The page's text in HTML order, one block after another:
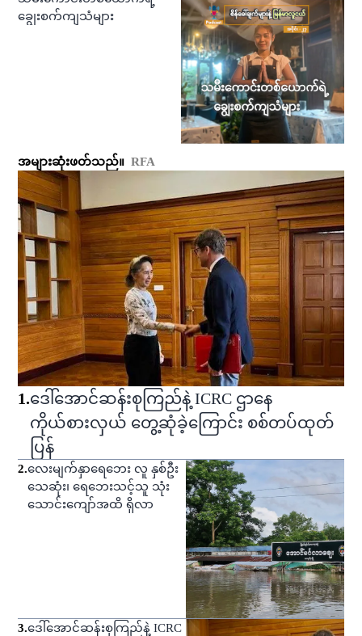
ချွေးစက်ကျသံများ
အများဆုံးဖတ်သည်။ RFA
1.ဒေါ်အောင်ဆန်းစုကြည်နဲ့ ICRC ဌာနေ
ကိုယ်စားလှယ် တွေ့ဆုံခဲ့ကြောင်း စစ်တပ်ထုတ်
ပြန်
2.လေးမျက်နှာရေဘေး လူ နှစ်ဦး
သေဆုံး၊ ရေဘေးသင့်သူ သုံး
သောင်းကျော်အထိ ရှိလာ
3.ဒေါ်အောင်ဆန်းစုကြည်နဲ့ ICRC